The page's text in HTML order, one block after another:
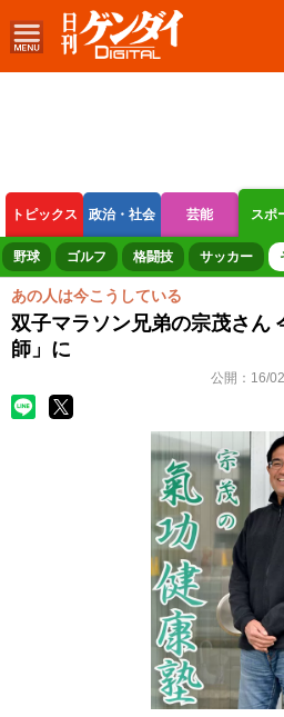
トピックス 政治・社会 芸能 スポ
ボートレース 競輪 オートレース
野球 ゴルフ 格闘技 サッカー
あの人は今こうしている
双子マラソン兄弟の宗茂さん
師」に
公開： 16/